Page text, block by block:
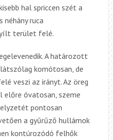
hal spriccen szét a
néhány ruca
terület felé.
A határozott
komótosan, de
veszi az irányt. Az öreg
előre óvatosan, szeme
pontosan
a gyűrűző hullámok
kontúrozódó felhők